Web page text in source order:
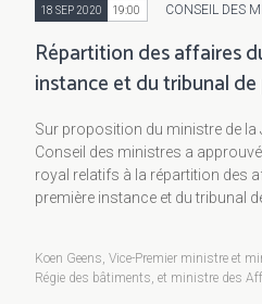
18 SEP 2020 19:00 CONSEIL DES
Répartition des affaires
instance et du tribunal de
Sur proposition du ministre de la
Conseil des ministres a
royal relatifs à la répartition des
première instance et du tribunal
Koen Geens, Vice-Premier ministre et
Régie des bâtiments, et ministre des